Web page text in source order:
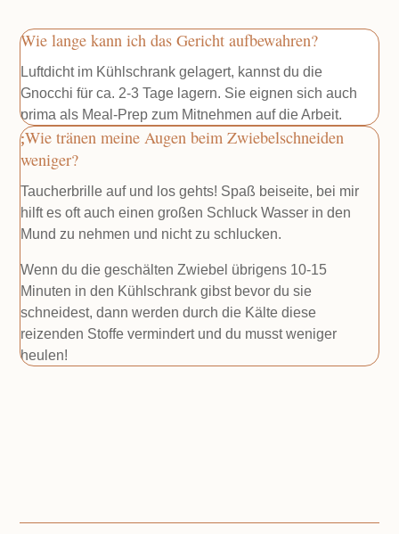
Wie lange kann ich das Gericht aufbewahren?
Luftdicht im Kühlschrank gelagert, kannst du die
Gnocchi für ca. 2-3 Tage lagern. Sie eignen sich auch
prima als Meal-Prep zum Mitnehmen auf die Arbeit.
Wie tränen meine Augen beim Zwiebelschneiden
weniger?
Taucherbrille auf und los gehts! Spaß beiseite, bei mir
hilft es oft auch einen großen Schluck Wasser in den
Mund zu nehmen und nicht zu schlucken.
Wenn du die geschälten Zwiebel übrigens 10-15
Minuten in den Kühlschrank gibst bevor du sie
schneidest, dann werden durch die Kälte diese
reizenden Stoffe vermindert und du musst weniger
heulen!